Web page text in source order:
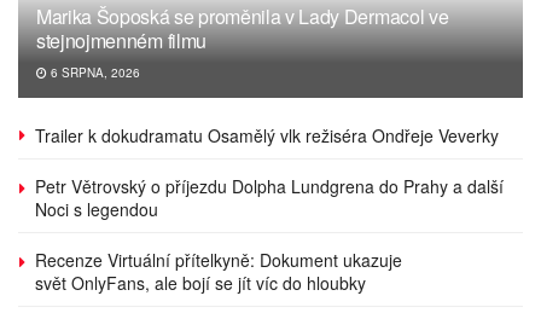
Marika Šoposká se proměnila v Lady Dermacol ve
stejnojmenném filmu
6 SRPNA, 2026
Trailer k dokudramatu Osamělý vlk režiséra Ondřeje Veverky
Petr Větrovský o příjezdu Dolpha Lundgrena do Prahy a další
Noci s legendou
Recenze Virtuální přítelkyně: Dokument ukazuje
svět OnlyFans, ale bojí se jít víc do hloubky